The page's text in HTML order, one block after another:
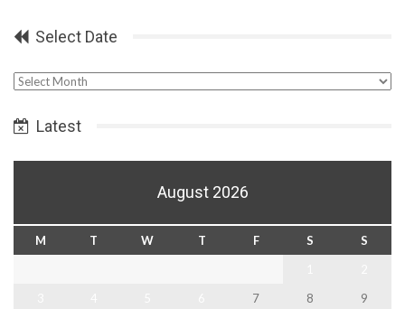
Select Date
Select
Latest
August 2026
M T W T F S
S
7 8
9